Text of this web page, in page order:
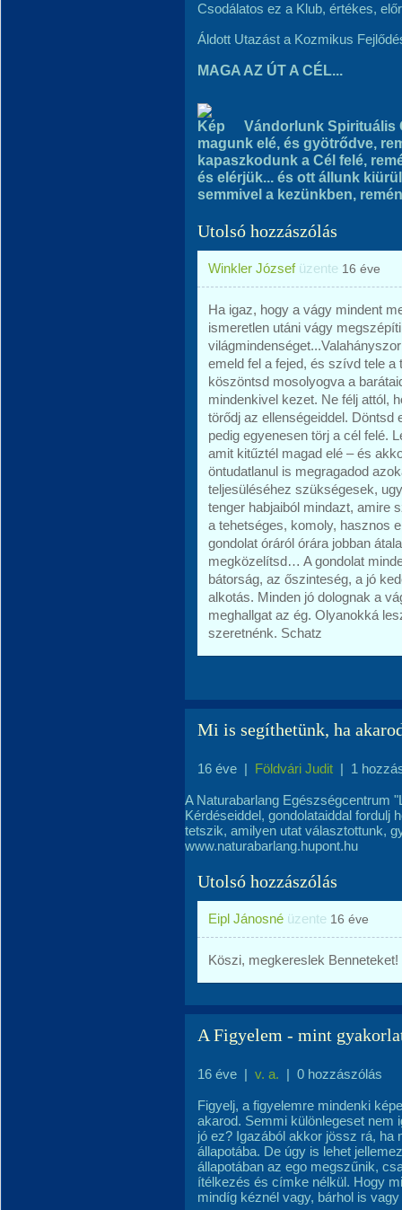
Csodálatos ez a Klub, értékes,
Áldott Utazást a Kozmikus
MAGA AZ ÚT A CÉL...
Vándorlunk Spirituális
magunk elé, és gyötrődve,
kapaszkodunk a Cél felé,
és elérjük... és ott állunk
semmivel a kezünkben,
Utolsó hozzászólás
Winkler Józsefüzente 16 éve
Ha igaz, hogy a vágy mindent
ismeretlen utáni vágy
emeld fel a fejed, és szívd tele a
köszöntsd mosolyogva a
mindenkivel kezet. Ne félj attól,
törődj az ellenségeiddel. Döntsd
pedig egyenesen törj a cél felé.
amit kitűztél magad elé – és
öntudatlanul is megragadod
teljesüléséhez szükségesek,
tenger habjaiból mindazt, amire
a tehetséges, komoly, hasznos
gondolat óráról órára jobban
megközelítsd… A gondolat
bátorság, az őszinteség, a jó
alkotás. Minden jó dolognak a
meghallgat az ég. Olyanokká
szeretnénk. Schatz
Mi is segíthetünk, ha
16 éve | Földvári Judit | 1
A Naturabarlang Egészségcentrum
Kérdéseiddel, gondolataiddal fordulj
tetszik, amilyen utat választottunk,
www.naturabarlang.hupont.hu
Utolsó hozzászólás
Eipl Jánosné üzente 16 éve
Köszi, megkereslek Benneteket!
A Figyelem - mint
16 éve | v. a. | 0 hozzászólás
Figyelj, a figyelemre mindenki
akarod. Semmi különlegeset nem
jó ez? Igazából akkor jössz rá, ha
állapotába. De úgy is lehet
állapotában az ego megszűnik,
ítélkezés és címke nélkül. Hogy
mindíg kéznél vagy, bárhol is